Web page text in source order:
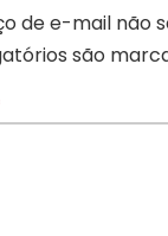
de e-mail não
são